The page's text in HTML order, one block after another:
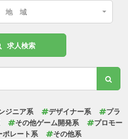
地 域
求人検索
ジニア系 デザイナー系
プラ
その他ゲーム開発系
プロモー
ポレート系 その他系